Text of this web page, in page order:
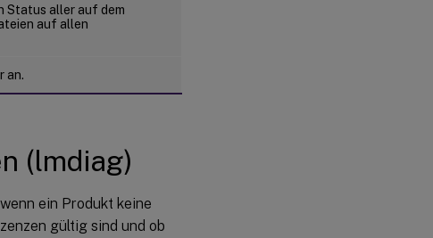
Status aller auf dem
auf allen
an.
(lmdiag)
ein Produkt keine
gültig sind und ob